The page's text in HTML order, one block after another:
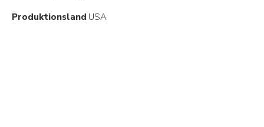
Produktionsland USA